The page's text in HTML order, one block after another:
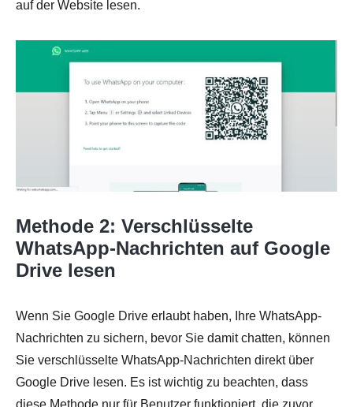
auf der Website lesen.
Methode 2: Verschlüsselte
WhatsApp-Nachrichten auf Google
Drive lesen
Wenn Sie Google Drive erlaubt haben, Ihre WhatsApp-
Nachrichten zu sichern, bevor Sie damit chatten, können
Sie verschlüsselte WhatsApp-Nachrichten direkt über
Google Drive lesen. Es ist wichtig zu beachten, dass
diese Methode nur für Benutzer funktioniert, die zuvor